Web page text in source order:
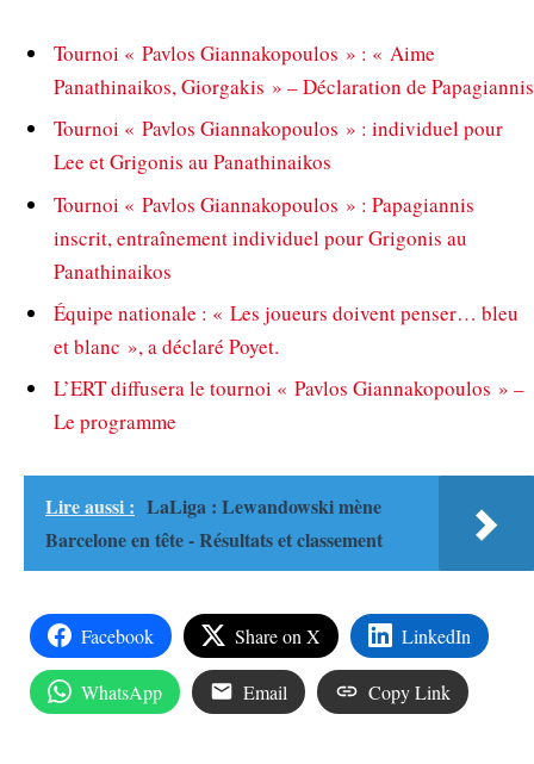
Tournoi « Pavlos Giannakopoulos » : « Aime
Panathinaikos, Giorgakis » – Déclaration de Papagiannis
Tournoi « Pavlos Giannakopoulos » : individuel pour
Lee et Grigonis au Panathinaikos
Tournoi « Pavlos Giannakopoulos » : Papagiannis
inscrit, entraînement individuel pour Grigonis au
Panathinaikos
Équipe nationale : « Les joueurs doivent penser… bleu
et blanc », a déclaré Poyet.
L’ERT diffusera le tournoi « Pavlos Giannakopoulos » –
Le programme
Lire aussi : LaLiga : Lewandowski mène
Barcelone en tête - Résultats et classement
Facebook Share on X LinkedIn
WhatsApp Email Copy Link